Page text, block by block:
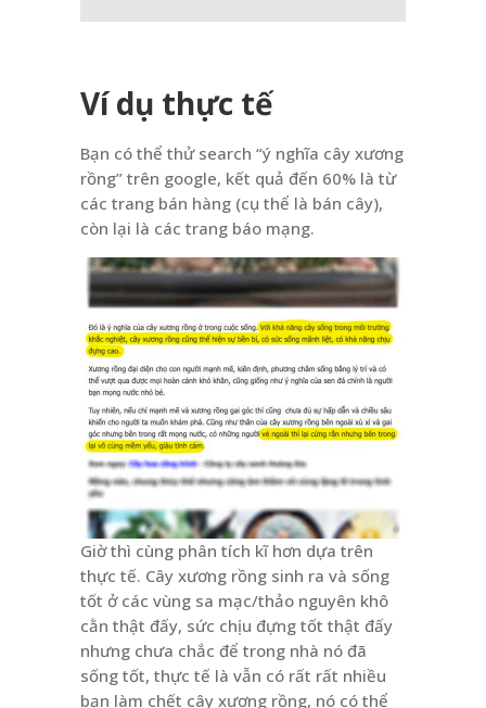
Ví dụ thực tế
Bạn có thể thử search “ý nghĩa cây xương
rồng” trên google, kết quả đến 60% là từ
các trang bán hàng (cụ thể là bán cây),
còn lại là các trang báo mạng.
Giờ thì cùng phân tích kĩ hơn dựa trên
thực tế. Cây xương rồng sinh ra và sống
tốt ở các vùng sa mạc/thảo nguyên khô
cằn thật đấy, sức chịu đựng tốt thật đấy
nhưng chưa chắc để trong nhà nó đã
sống tốt, thực tế là vẫn có rất rất nhiều
bạn làm chết cây xương rồng, nó có thể